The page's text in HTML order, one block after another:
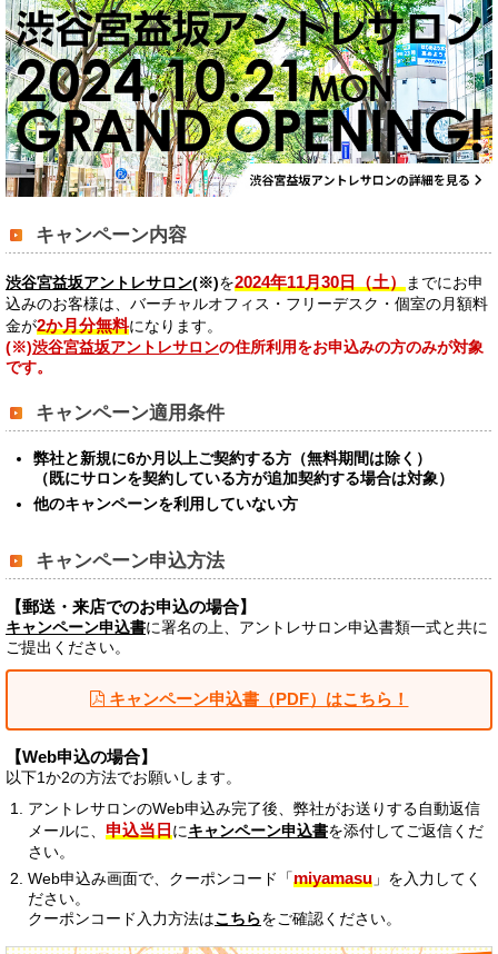
キャンペーン内容
渋谷宮益坂アントレサロン(※)を2024年11月30日（土）
までにお申
込みのお客様は、 バーチャルオフィス・フリーデスク・個室の月額料
金が2か月分無料になります。
(※)渋谷宮益坂アントレサロンの住所利用をお申込みの方のみが対象
です。
キャンペーン適用条件
弊社と新規に6か月以上ご契約する方（無料期間は除く）
（既にサロンを契約している方が追加契約する場合は対象）
他のキャンペーンを利用していない方
キャンペーン申込方法
【郵送・来店でのお申込の場合】
キャンペーン申込書に署名の上、アントレサロン申込書類一式と共に
ご提出ください。
キャンペーン申込書（PDF）はこちら！
【Web申込の場合】
以下1か2の方法でお願いします。
アントレサロンのWeb申込み完了後、弊社がお送りする自動返信
メールに、 申込当日 に キャンペーン申込書を添付してご返信くだ
さい。
Web申込み画面で、クーポンコード「miyamasu 」を入力してく
ださい。
クーポンコード入力方法はこちらをご確認ください。